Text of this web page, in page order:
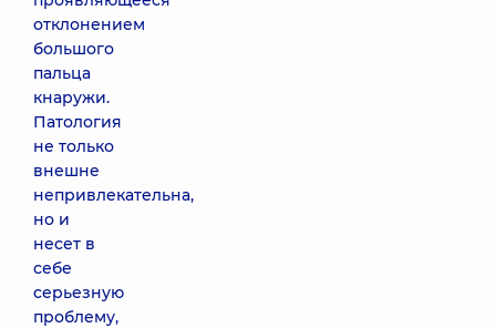
отклонением
большого
пальца
кнаружи.
Патология
не только
внешне
непривлекательна,
но и
несет в
себе
серьезную
проблему,